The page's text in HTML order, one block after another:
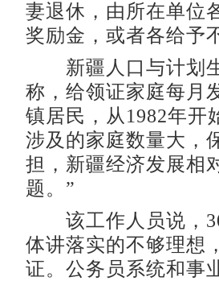
妻退休，由所在单位
奖励金，或者各给予
新疆人口与计划生
称，给领证家庭每月
镇居民，从1982年开
涉及的家庭数量大，
担，新疆经济发展相
题。”
该工作人员说，30
体讲落实的不够理想
证。公务员系统和事